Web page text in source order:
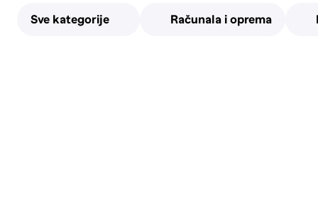
Sve kategorije Računala i oprema